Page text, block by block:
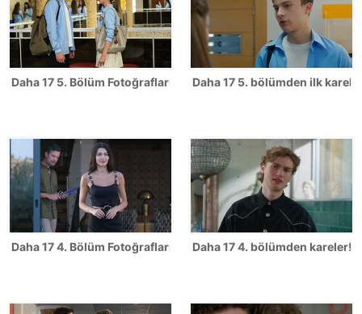
Daha 17 5. Bölüm Fotoğrafları Daha 17 5. bölümden ilk
Daha 17 4. Bölüm Fotoğrafları Daha 17 4. bölümden kareler!